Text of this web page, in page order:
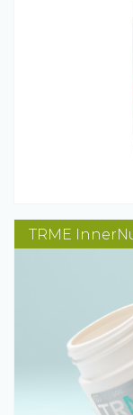
TRME